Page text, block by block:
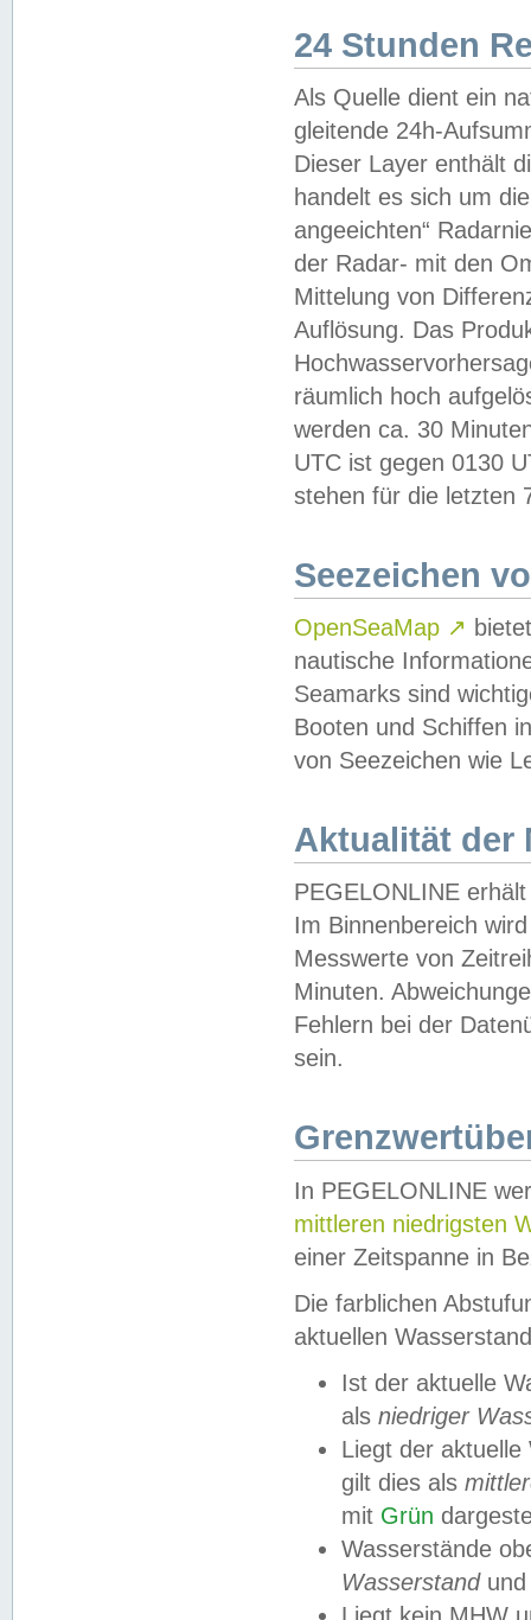
24 Stunden
Als Quelle dient ein
gleitende 24h-
Dieser Layer enthält
handelt es sich um
angeeichten“
der Radar- mit den
Mittelung von
Auflösung. Das
räumlich hoch
werden ca. 30
UTC ist gegen 0130
stehen für die letzten
Seezeichen
OpenSeaMap ↗
nautische
Seamarks sind
Booten und Schiffen
von Seezeichen wie
Aktualität der
PEGELONLINE
Im Binnenbereich
Messwerte von
Minuten.
Fehlern bei der
sein.
In PEGELONLINE
mittleren niedrigsten
einer Zeitspanne in
Die farblichen
aktuellen
Ist der aktuelle
als niedriger
Liegt der
gilt dies als
mit Grün
Wasserstände
Wasserstandund
Liegt kein MHW